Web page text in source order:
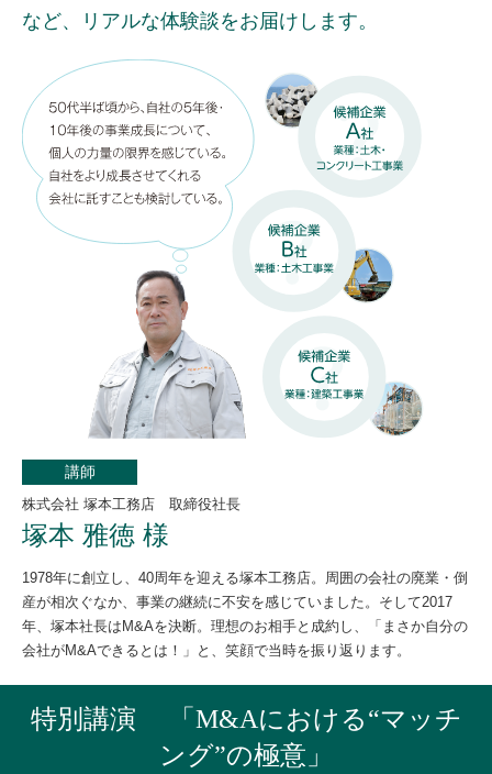
など、リアルな体験談をお届けします。
講師
株式会社 塚本工務店 取締役社長
塚本 雅徳 様
1978年に創立し、40周年を迎える塚本工務店。周囲の会社の廃業・倒
産が相次ぐなか、事業の継続に不安を感じていました。そして2017
年、塚本社長はM&Aを決断。理想のお相手と成約し、「まさか自分の
会社がM&Aできるとは！」と、笑顔で当時を振り返ります。
特別講演 「M&Aにおける“マッチ
ング”の極意」